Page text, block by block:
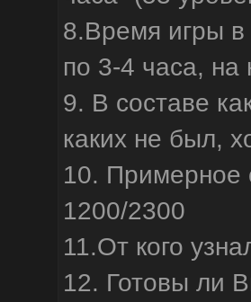
8.Время игры
по 3-4 часа, на
9. В составе
каких не был,
10. Примерное
1200/2300
11.От кого
12. Готовы ли